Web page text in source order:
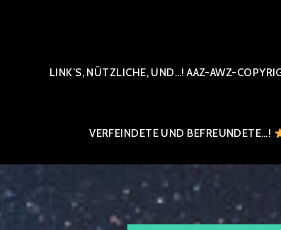
LINK’S, NÜTZLICHE, UND…! AAZ-AWZ-
VERFEINDETE UND BEFREUNDETE…!